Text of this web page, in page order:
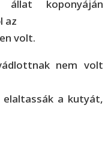
állat koponyáján
az
volt.
nem volt
a kutyát,